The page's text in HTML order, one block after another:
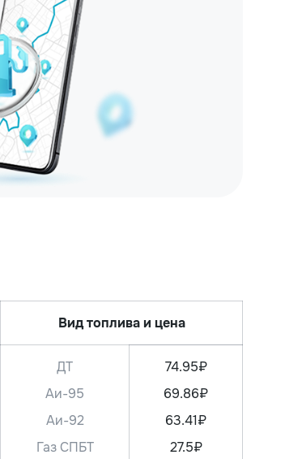
Вид топлива и цена
ДТ
Аи-95
Аи-92
Газ СПБТ
74.95₽
69.86₽
63.41₽
27.5₽